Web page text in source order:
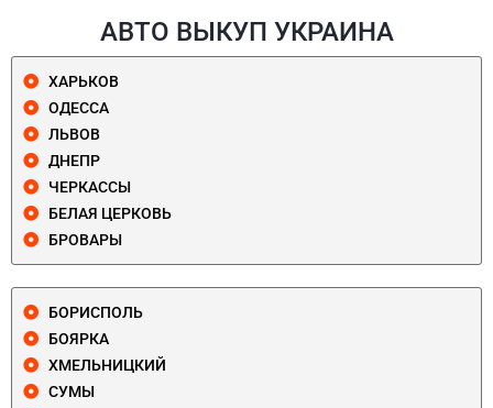
АВТО ВЫКУП УКРАИНА
ХАРЬКОВ
ОДЕССА
ЛЬВОВ
ДНЕПР
ЧЕРКАССЫ
БЕЛАЯ ЦЕРКОВЬ
БРОВАРЫ
БОРИСПОЛЬ
БОЯРКА
ХМЕЛЬНИЦКИЙ
СУМЫ